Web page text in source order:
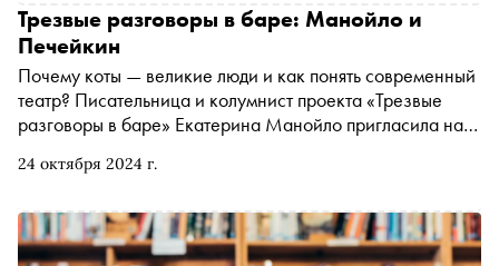
актуального российского кино «Маяк». Специально для
«Сноб» кинокритик Юлия Шампорова рассказывает о
том, каким получился один из самых непонятых фильмов
фестиваля
24 октября 2024 г.
Трезвые разговоры в баре: Манойло и
Печейкин
Почему коты — великие люди и как понять современный
театр? Писательница и колумнист проекта «Трезвые
разговоры в баре» Екатерина Манойло пригласила на
Печейкина. Стенограмма разговора содержит анализ